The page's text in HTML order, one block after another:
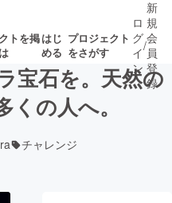
トを掲はじ
める
プロジェクト
をさがす
ロジェクト
ロ
グ
イ
ン
/
新
規
会
員
登
録
宝石を。天然の
くの人へ。
チャレンジ